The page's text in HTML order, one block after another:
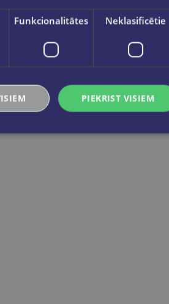
Funkcionalitātes Neklasificētie
PIEKRIST VISIEM